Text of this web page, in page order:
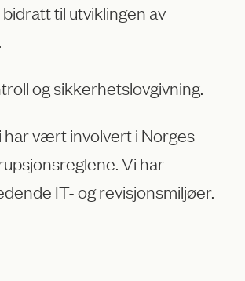
til utviklingen av
og sikkerhetslovgivning.
har vært involvert i Norges
Vi har
IT- og revisjonsmiljøer.